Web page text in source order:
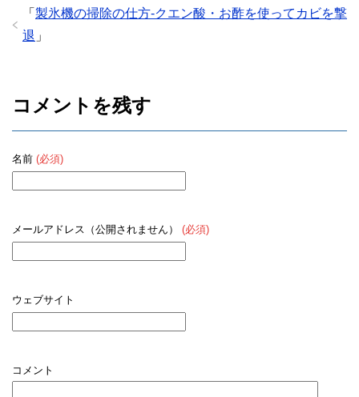
「 製氷機の掃除の仕方-クエン酸・お酢を使ってカビを撃
退 」
コメントを残す
名前 (必須)
メールアドレス（公開されません） (必須)
ウェブサイト
コメント